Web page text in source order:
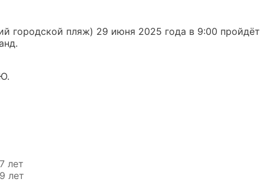
городской пляж) 29 июня 2025 года в 9:00 пройдёт
лет
лет